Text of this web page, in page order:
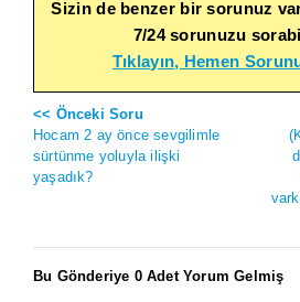
Sizin de benzer bir sorunuz
7/24 sorunuzu
Tıklayın, Hemen
<< Önceki Soru
Hocam 2 ay önce sevgilimle
sürtünme yoluyla ilişki
yaşadık?
Bu Gönderiye 0 Adet Yorum Gelmiş